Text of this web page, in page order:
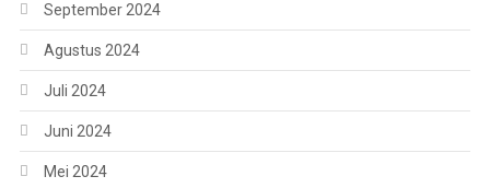
September 2024
Agustus 2024
Juli 2024
Juni 2024
Mei 2024